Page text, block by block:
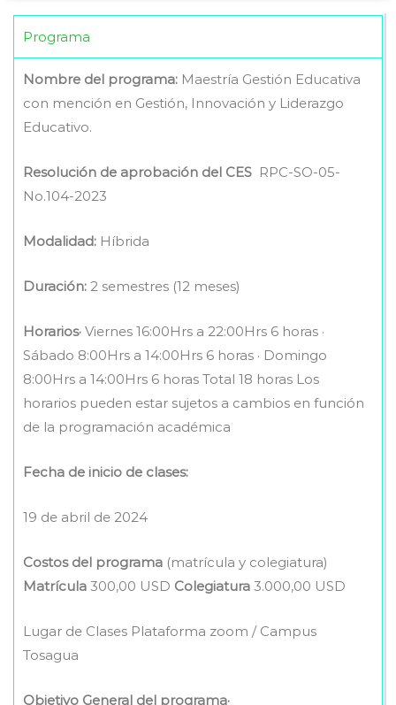
Programa
Nombre del programa: Maestría Gestión Educativa
con mención en Gestión, Innovación y Liderazgo
Educativo.
Resolución de aprobación del CES RPC-SO-05-
No.104-2023
Modalidad: Híbrida
Duración: 2 semestres (12 meses)
Horarios· Viernes 16:00Hrs a 22:00Hrs 6 horas ·
Sábado 8:00Hrs a 14:00Hrs 6 horas · Domingo
8:00Hrs a 14:00Hrs 6 horas Total 18 horas Los
horarios pueden estar sujetos a cambios en función
de la programación académica
Fecha de inicio de clases:
19 de abril de 2024
Costos del programa (matrícula y colegiatura)
Matrícula 300,00 USD Colegiatura 3.000,00 USD
Lugar de Clases Plataforma zoom / Campus
Tosagua
Objetivo General del programa·